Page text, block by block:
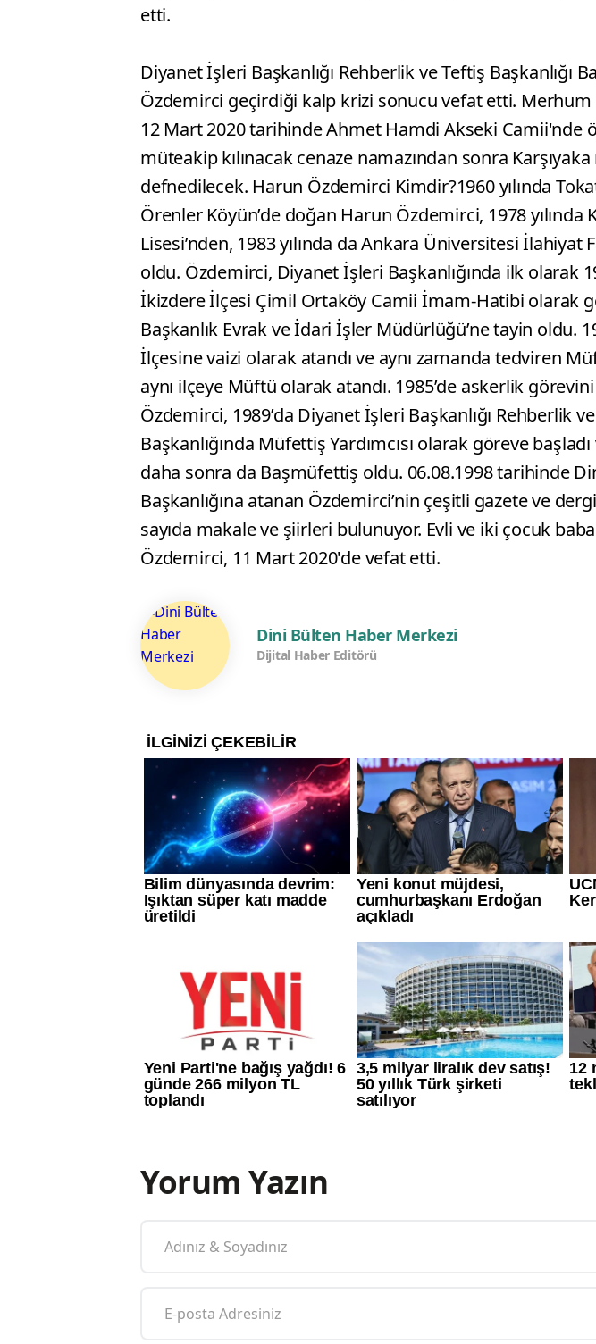
etti.
Diyanet İşleri Başkanlığı Rehberlik ve Teftiş Başkanlığı
Özdemirci geçirdiği kalp krizi sonucu vefat etti. Merhum
12 Mart 2020 tarihinde Ahmet Hamdi Akseki Camii'nde
müteakip kılınacak cenaze namazından sonra Karşıyaka
defnedilecek. Harun Özdemirci Kimdir?1960 yılında
Örenler Köyün’de doğan Harun Özdemirci, 1978
Lisesi’nden, 1983 yılında da Ankara Üniversitesi İlahiyat
oldu. Özdemirci, Diyanet İşleri Başkanlığında ilk olarak
İkizdere İlçesi Çimil Ortaköy Camii İmam-Hatibi olarak
Başkanlık Evrak ve İdari İşler Müdürlüğü’ne tayin oldu.
İlçesine vaizi olarak atandı ve aynı zamanda tedviren
aynı ilçeye Müftü olarak atandı. 1985’de askerlik
Özdemirci, 1989’da Diyanet İşleri Başkanlığı Rehberlik
Başkanlığında Müfettiş Yardımcısı olarak göreve
daha sonra da Başmüfettiş oldu. 06.08.1998 tarihinde
Başkanlığına atanan Özdemirci’nin çeşitli gazete ve
sayıda makale ve şiirleri bulunuyor. Evli ve iki çocuk
Özdemirci, 11 Mart 2020'de vefat etti.
Dini Bülten Haber Merkezi
Dijital Haber Editörü
Yorum Yazın